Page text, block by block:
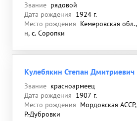
Звание рядовой
Дата рождения 1924 г.
Место рождения Кемеровская
н, с. Соропки
Кулебякин Степан Дмитриевич
Звание красноармеец
Дата рождения 1907 г.
Место рождения Мордовская
Р.-Дубровки